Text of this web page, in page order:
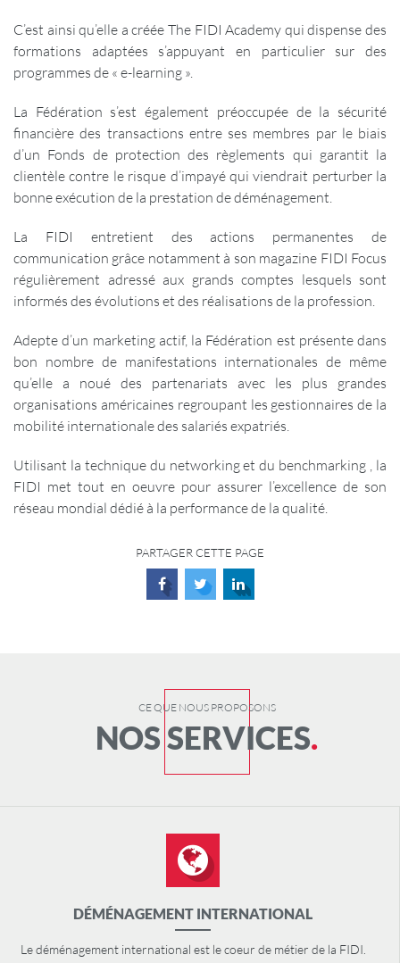
C’est ainsi qu’elle a créée The FIDI Academy qui dispense des
formations adaptées s’appuyant en particulier sur des
programmes de « e-learning ».
La Fédération s’est également préoccupée de la sécurité
financière des transactions entre ses membres par le biais
d’un Fonds de protection des règlements qui garantit la
clientèle contre le risque d’impayé qui viendrait perturber la
bonne exécution de la prestation de déménagement.
La FIDI entretient des actions permanentes de
communication grâce notamment à son magazine FIDI Focus
régulièrement adressé aux grands comptes lesquels sont
informés des évolutions et des réalisations de la profession.
Adepte d’un marketing actif, la Fédération est présente dans
bon nombre de manifestations internationales de même
qu’elle a noué des partenariats avec les plus grandes
organisations américaines regroupant les gestionnaires de la
mobilité internationale des salariés expatriés.
Utilisant la technique du networking et du benchmarking , la
FIDI met tout en oeuvre pour assurer l’excellence de son
réseau mondial dédié à la performance de la qualité.
PARTAGER CETTE PAGE
CE QUE NOUS PROPOSONS
NOS SERVICES
DÉMÉNAGEMENT INTERNATIONAL
Le déménagement international est le coeur de métier de la FIDI.